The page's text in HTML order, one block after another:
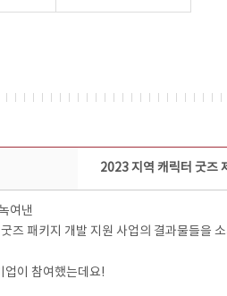
2023 지역 캐릭터 굿즈
여낸
즈 패키지 개발 지원 사업의 결과물들을
업이 참여했는데요!